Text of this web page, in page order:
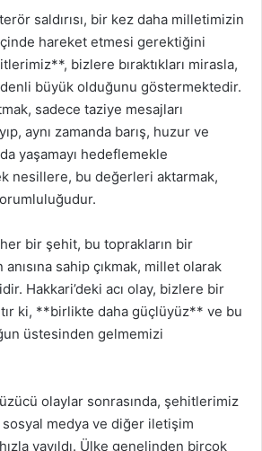
saldırısı, bir kez daha milletimizin
hareket etmesi gerektiğini
bizlere bıraktıkları mirasla,
büyük olduğunu göstermektedir.
sadece taziye mesajları
aynı zamanda barış, huzur ve
yaşamayı hedeflemekle
nesillere, bu değerleri aktarmak,
bir şehit, bu toprakların bir
anısına sahip çıkmak, millet olarak
Hakkari’deki acı olay, bizlere bir
ki, **birlikte daha güçlüyüz** ve bu
üstesinden gelmemizi
olaylar sonrasında, şehitlerimiz
sosyal medya ve diğer iletişim
yayıldı. Ülke genelinden birçok